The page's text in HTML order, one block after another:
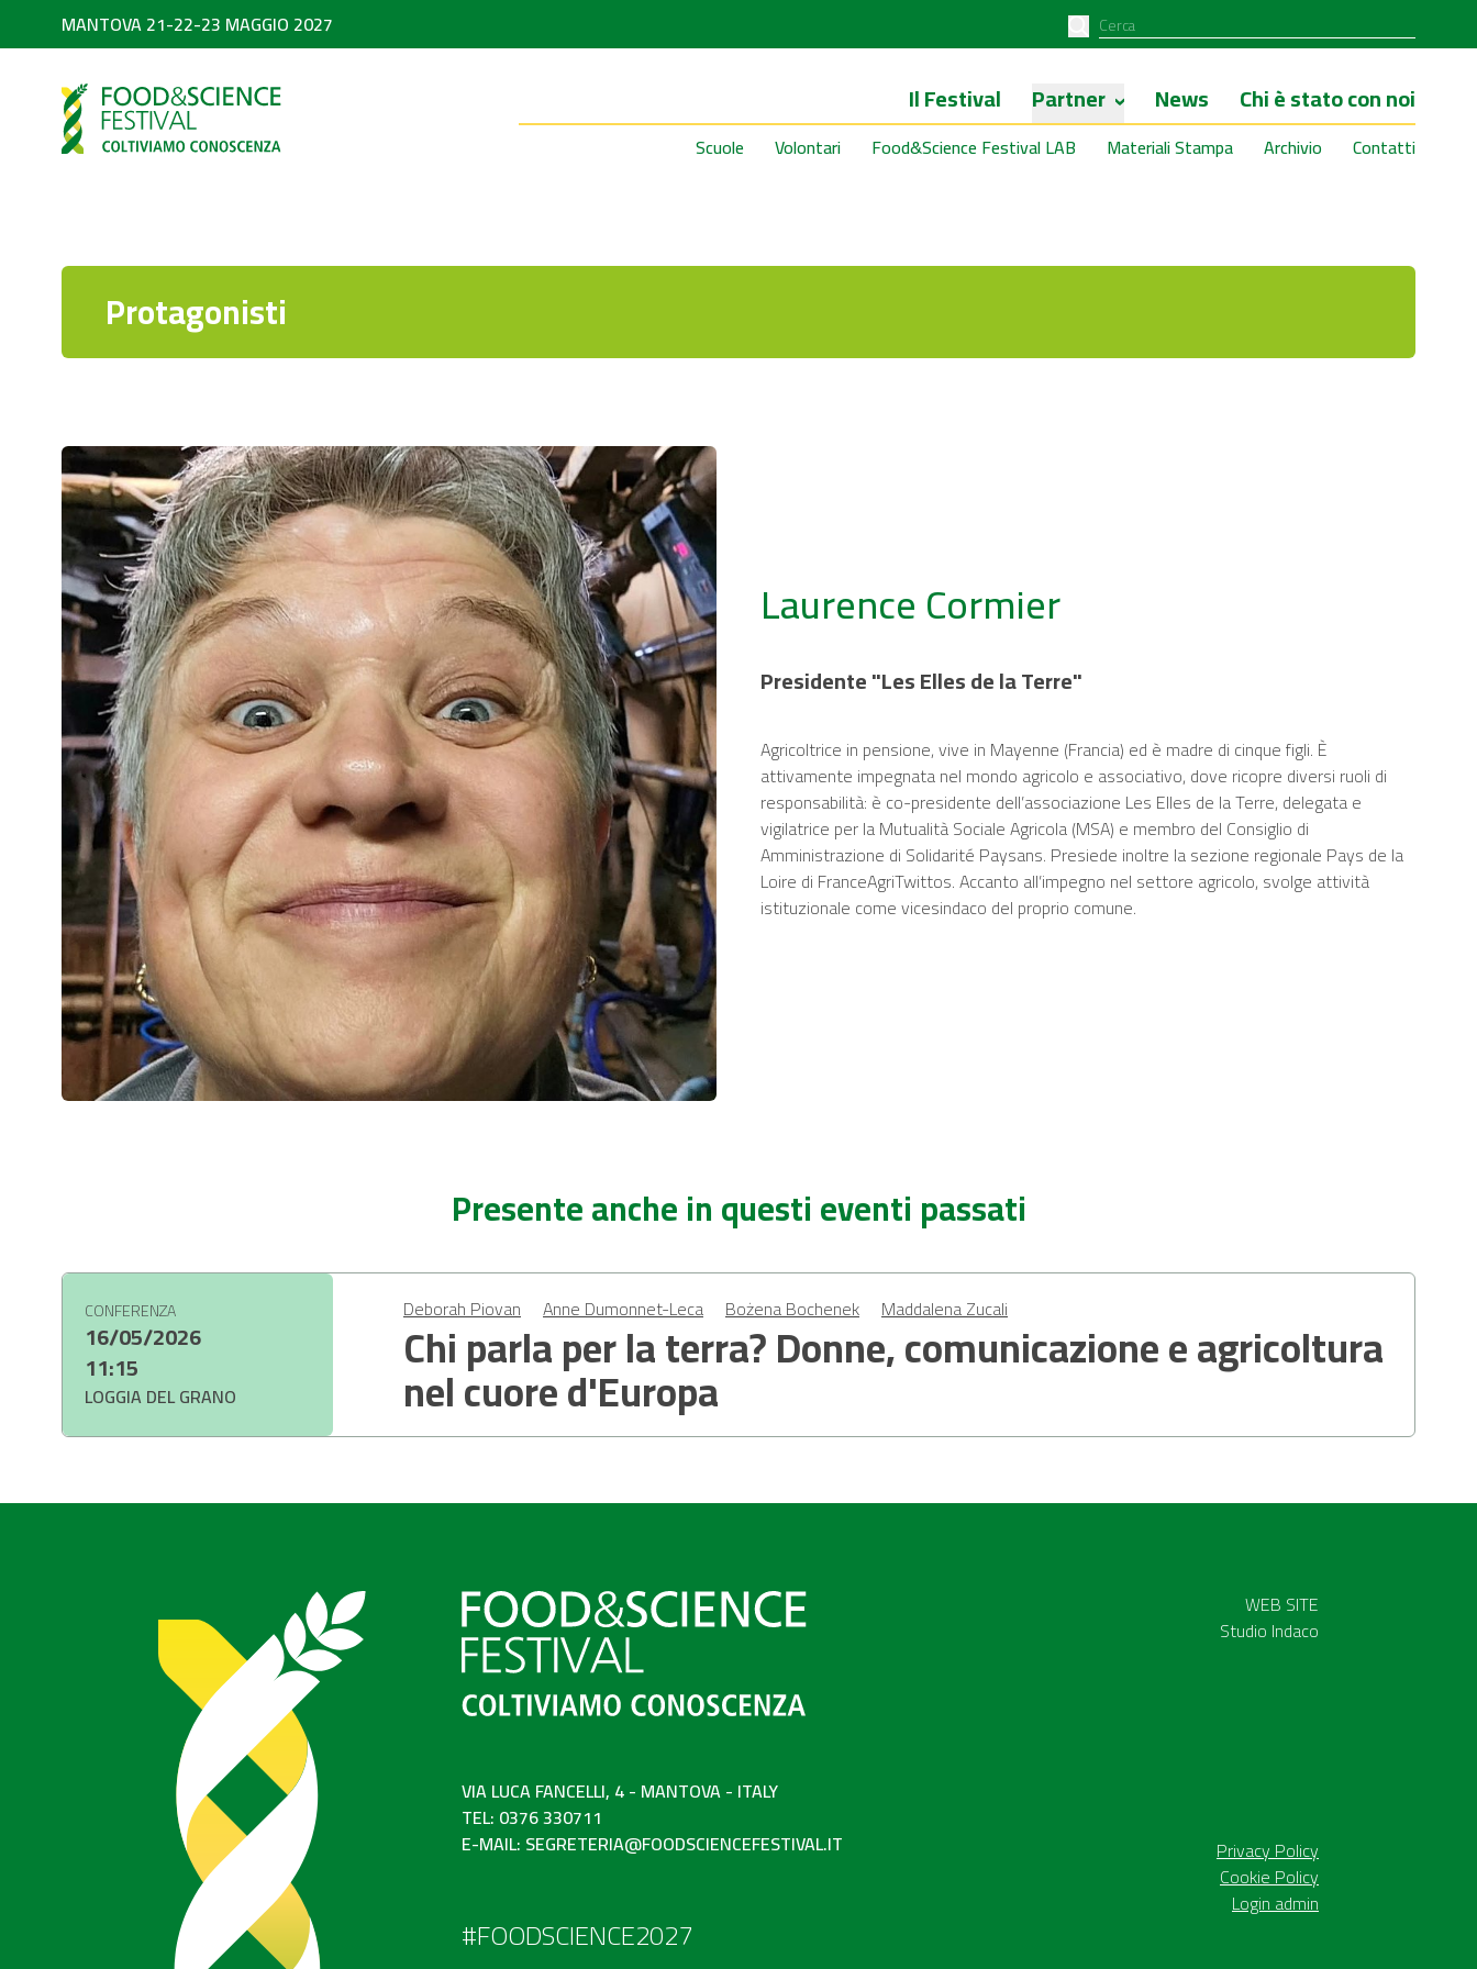
MANTOVA 21-22-23 MAGGIO 2027
Il Festival Partner News Chi è stato con noi
Scuole Volontari Food&Science Festival LAB Materiali Stampa Archivio Contatti
Protagonisti
Laurence Cormier
Presidente "Les Elles de la Terre"
Agricoltrice in pensione, vive in Mayenne (Francia) ed è madre di cinque figli. È
attivamente impegnata nel mondo agricolo e associativo, dove ricopre diversi ruoli di
responsabilità: è co-presidente dell’associazione Les Elles de la Terre, delegata e
vigilatrice per la Mutualità Sociale Agricola (MSA) e membro del Consiglio di
Amministrazione di Solidarité Paysans. Presiede inoltre la sezione regionale Pays de la
Loire di FranceAgriTwittos. Accanto all’impegno nel settore agricolo, svolge attività
istituzionale come vicesindaco del proprio comune.
Presente anche in questi eventi passati
CONFERENZA
16/05/2026
11:15
LOGGIA DEL GRANO
Deborah Piovan Anne Dumonnet-Leca Bożena Bochenek Maddalena Zucali
Chi parla per la terra? Donne, comunicazione e agricoltura
nel cuore d'Europa
VIA LUCA FANCELLI, 4 - MANTOVA - ITALY
TEL: 0376 330711
E-MAIL: SEGRETERIA@FOODSCIENCEFESTIVAL.IT
#FOODSCIENCE2027
WEB SITE
Studio Indaco
Privacy Policy
Cookie Policy
Login admin
PARTNER
Diventa partner
Partner 2026
SEARCH